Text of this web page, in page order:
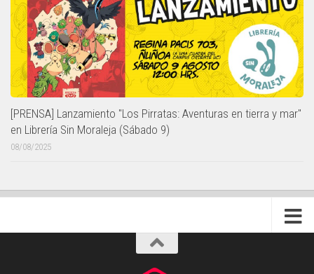
[PRENSA] Lanzamiento "Los Pirratas: Aventuras en tierra y mar"
en Librería Sin Moraleja (Sábado 9)
08/08/2025